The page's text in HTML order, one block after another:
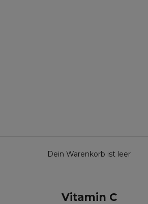
Dein Warenkorb ist leer
Vitamin C